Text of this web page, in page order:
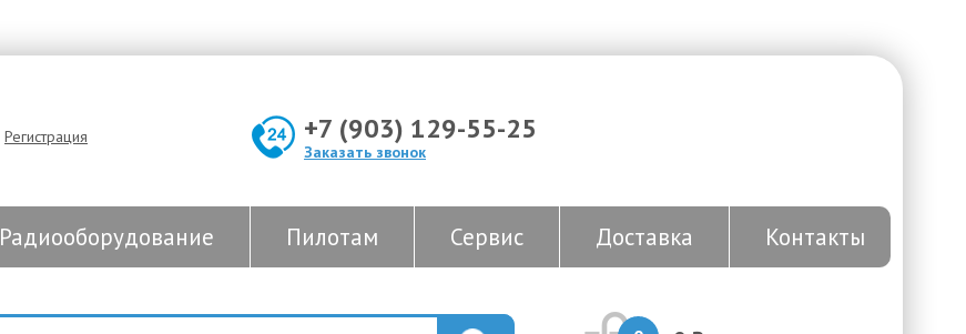
Регистрация +7 (903) 129-55-25
Заказать звонок
Радиооборудование Пилотам Сервис Доставка Контакты